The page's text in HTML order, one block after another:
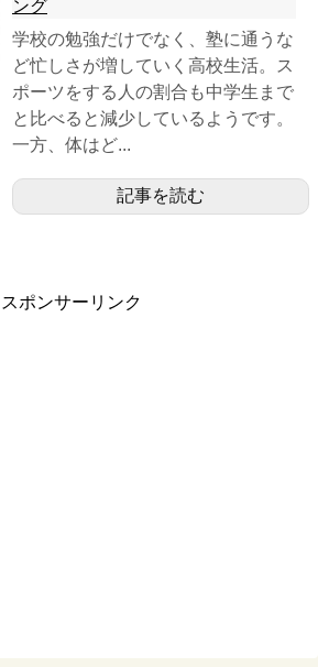
ング
学校の勉強だけでなく、塾に通うな
ど忙しさが増していく高校生活。ス
ポーツをする人の割合も中学生まで
と比べると減少しているようです。
一方、体はど...
記事を読む
スポンサーリンク